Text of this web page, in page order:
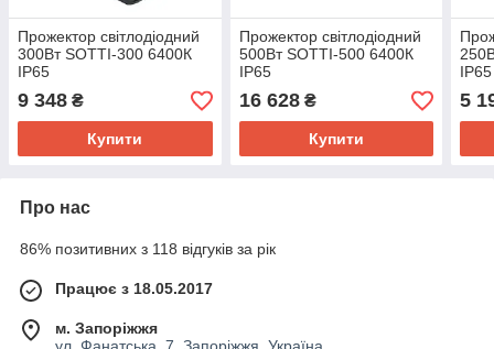
Прожектор світлодіодний
300Вт SOTTI-300 6400К
IP65
9 348 ₴
Купити
Прожектор світлодіодний
500Вт SOTTI-500 6400К
IP65
16 628₴
Купити
IP65
5
Про нас
86% позитивних з 118 відгуків за рік
Працює з 18.05.2017
м. Запоріжжя